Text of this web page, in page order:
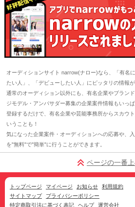
オーディションサイト narrow(ナロー)なら、「有名
たい人」、「デビューしたい人」にピッタリの情報が
通常のオーディション以外にも、有名企業やブラン
ジモデル・アンバサダー募集の企業案件情報もいっぱ
登録するだけで、有名企業や芸能事務所からスカウ
いうことも！
気になった企業案件・オーディションへの応募や、
を"無料"で"簡単"に行うことができます。
ページの一番
トップページ マイページ お知らせ
利用規約
サイトマップ
プライバシーポリシー
特定商取引法に基づく表記
ヘルプ 運営会社